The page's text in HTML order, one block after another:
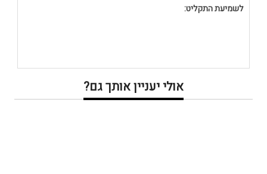
לשמיעת התקליט:
אולי יעניין אותך גם?